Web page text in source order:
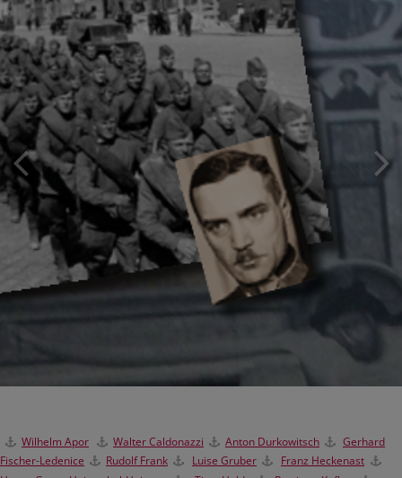
Wilhelm Apor Walter Caldonazzi Anton Durkowitsch
Gerhard
Fischer-Ledenice
Rudolf Frank Luise Gruber
Franz Heckenast